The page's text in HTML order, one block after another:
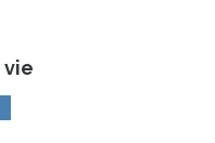
vie